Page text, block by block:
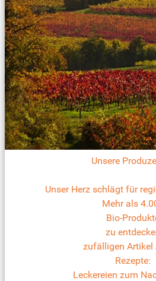
Unsere
Unser Herz schlägt für
Mehr als
Bio-
zu
zufälligen Artikel
Rezepte:
Leckereien zum